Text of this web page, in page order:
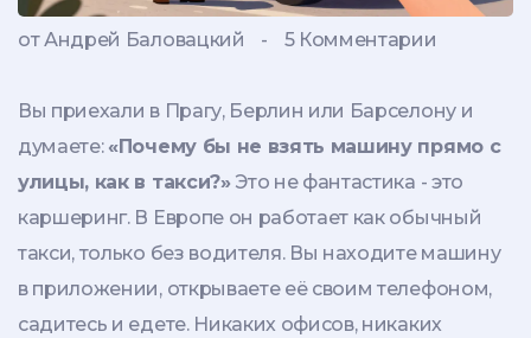
от Андрей Баловацкий - 5 Комментарии
Вы приехали в Прагу, Берлин или Барселону и
думаете: «Почему бы не взять машину прямо с
улицы, как в такси?» Это не фантастика - это
каршеринг. В Европе он работает как обычный
такси, только без водителя. Вы находите машину
в приложении, открываете её своим телефоном,
садитесь и едете. Никаких офисов, никаких